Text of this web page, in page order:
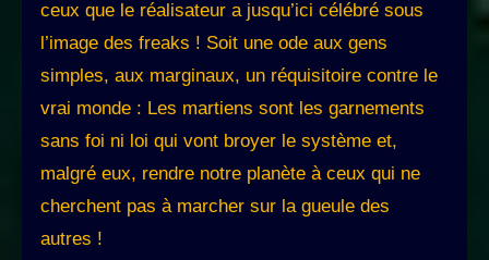
ceux que le réalisateur a jusqu’ici célébré sous
l’image des freaks ! Soit une ode aux gens
simples, aux marginaux, un réquisitoire contre le
vrai monde : Les martiens sont les garnements
sans foi ni loi qui vont broyer le système et,
malgré eux, rendre notre planète à ceux qui ne
cherchent pas à marcher sur la gueule des
autres !